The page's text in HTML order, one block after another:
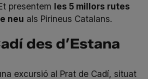
presentem les 5 millors rutes
neu als Pirineus Catalans.
des d’Estana
excursió al Prat de Cadí, situat